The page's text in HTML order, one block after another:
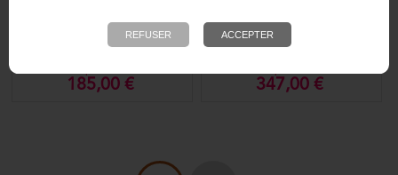
Harnais pour chien de
sauvetage HARIA - KONG
185,00 €
Harnais hélitreuillage Pro,
pour chien
347,00 €